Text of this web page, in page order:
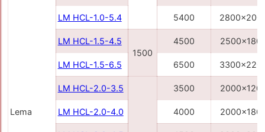
Lema
LM HCL-1.0-5.4 5400
LM HCL-1.5-4.5
1500
4500
LM HCL-1.5-6.5 6500
LM HCL-2.0-3.5 3500
LM HCL-2.0-4.0 4000